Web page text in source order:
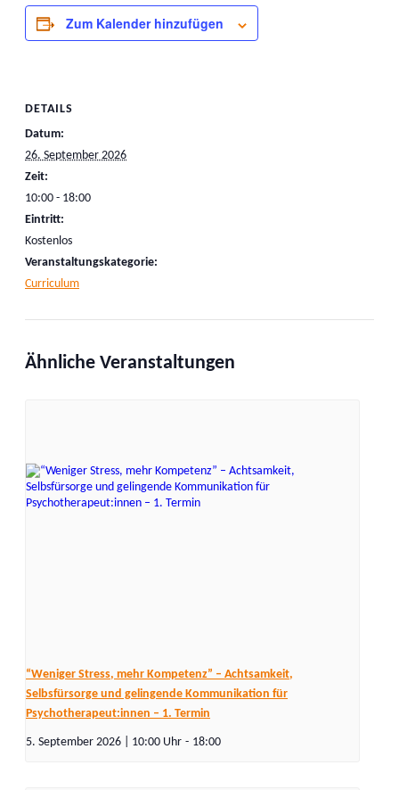
Zum Kalender hinzufügen
DETAILS
Datum:
26. September 2026
Zeit:
10:00 - 18:00
Eintritt:
Kostenlos
Veranstaltungskategorie:
Curriculum
Ähnliche Veranstaltungen
“Weniger Stress, mehr Kompetenz” – Achtsamkeit,
Selbsfürsorge und gelingende Kommunikation für
Psychotherapeut:innen – 1. Termin
5. September 2026 | 10:00 - 18:00